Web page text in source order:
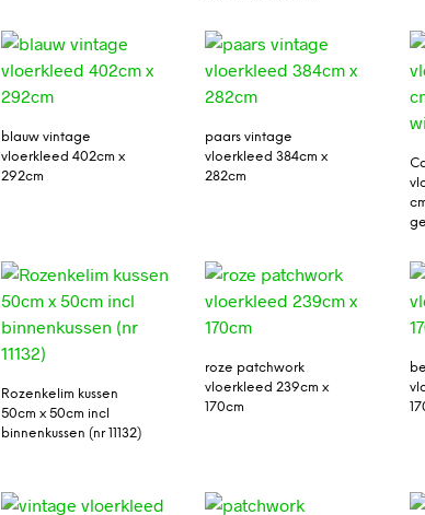
blauw vintage
vloerkleed 402cm x
292cm
paars vintage
vloerkleed 384cm x
282cm
Rozenkelim kussen
50cm x 50cm incl
binnenkussen (nr 11132)
roze patchwork
vloerkleed 239cm x
170cm